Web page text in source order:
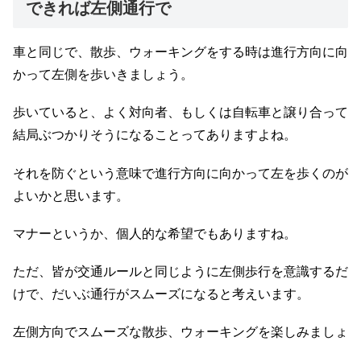
できれば左側通行で
車と同じで、散歩、ウォーキングをする時は進行方向に向
かって左側を歩いきましょう。
歩いていると、よく対向者、もしくは自転車と譲り合って
結局ぶつかりそうになることってありますよね。
それを防ぐという意味で進行方向に向かって左を歩くのが
よいかと思います。
マナーというか、個人的な希望でもありますね。
ただ、皆が交通ルールと同じように左側歩行を意識するだ
けで、だいぶ通行がスムーズになると考えいます。
左側方向でスムーズな散歩、ウォーキングを楽しみましょ